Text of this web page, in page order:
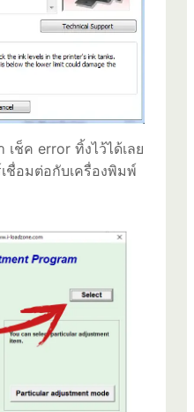
เช็ค error ทิ้งไว้ได้เลย
ชื่อมต่อกับเครื่องพิมพ์